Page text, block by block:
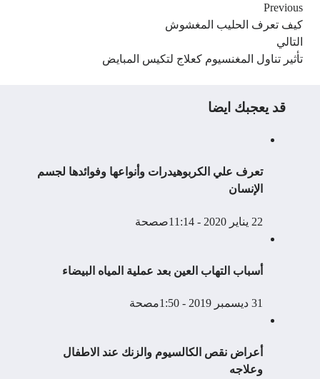
Previous
كيف تعرف الحليب المغشوش
التالي
تأثير تناول المغنسيوم كعلاج لتكيس المبايض
قد يعجبك ايضا
تعرف علي الكربوهيدرات وأنواعها وفوائدها لجسم
الإنسان
22 يناير 2020 - 11:14ص صحة
أسباب التهاب العين بعد عملية المياه البيضاء
31 ديسمبر 2019 - 1:50م صحة
أعراض نقص الكالسيوم والزنك عند الاطفال
وعلاجه